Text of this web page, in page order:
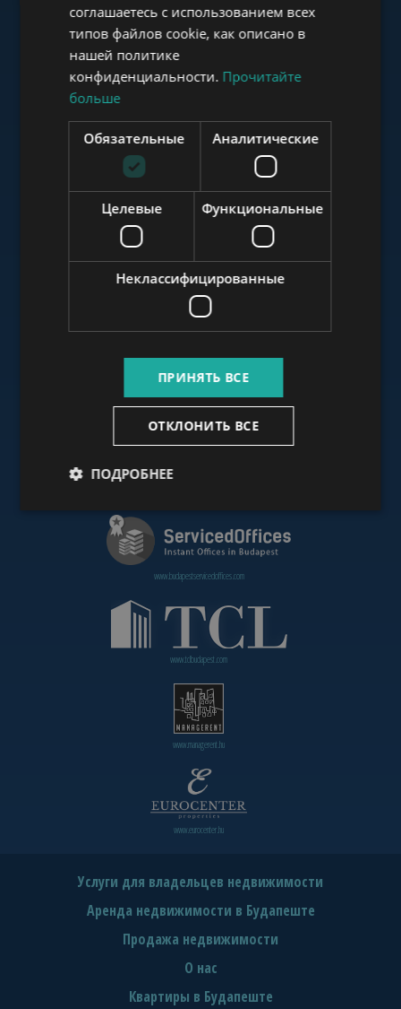
www.budapestoffices.net
www.budapestpropertysellers.com
www.budapestservicedoffices.com
www.tclbudapest.com
www.managerent.hu
www.eurocenter.hu
Услуги для владельцев недвижимости
Аренда недвижимости в Будапеште
Продажа недвижимости
О нас
Квартиры в Будапеште
SPANISH
RUSSIAN
соглашаетесь с использованием всех
типов файлов cookie, как описано в
нашей политике
конфиденциальности. Прочитайте
больше
Обязательные Аналитические
Целевые Функциональные
Неклассифицированные
ПРИНЯТЬ ВСЕ
ОТКЛОНИТЬ ВСЕ
ПОДРОБНЕЕ